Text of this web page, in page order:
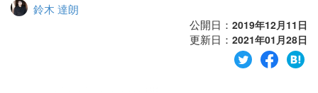
広告代理店・HP制作会社様へ
鈴木 達朗
公開日： 2019年12月11日
更新日： 2021年01月28日